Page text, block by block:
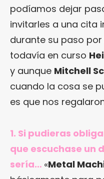
podíamos dejar
invitarles a una cita
durante su paso
todavía en curso
y aunque Mitchell
cuando la cosa se
es que nos
1. Si pudieras
que escuchase un
sería… «Metal